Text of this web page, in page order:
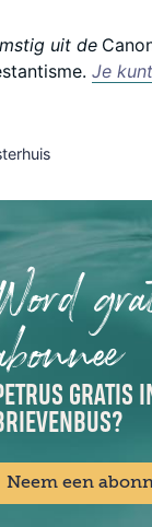
uit de
Je
GRATIS
Neem een